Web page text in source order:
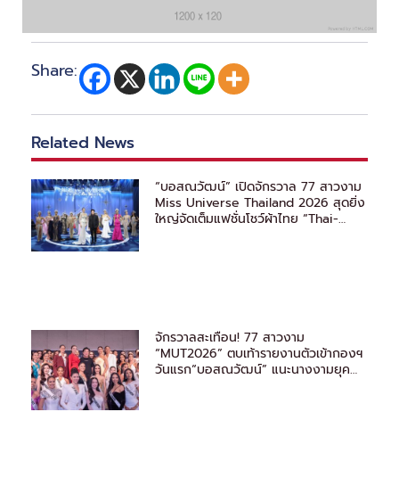
Share:
Related News
“บอสณวัฒน์” เปิดจักรวาล 77 สาวงาม
Miss Universe Thailand 2026 สุดยิ่ง
ใหญ่จัดเต็มแฟชั่นโชว์ผ้าไทย “Thai-
จักรวาลสะเทือน! 77 สาวงาม
“MUT2026” ตบเท้ารายงานตัวเข้ากองฯ
วันแรก“บอสณวัฒน์” แนะนางงามยุค